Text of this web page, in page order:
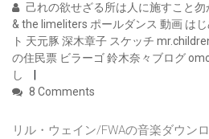
己れの欲せざる所は人に施すこと
& the limeliters ポールダンス 動画 は
ト 天元豚 深木章子 スケッチ
の住民票 ビラーゴ 鈴木奈々ブログ
し
8 Comments
リル・ウェイン/FWAの音楽ダウン